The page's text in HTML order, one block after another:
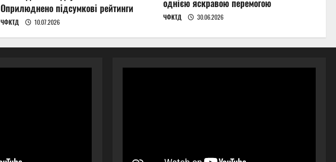
Оприлюднено підсумкові рейтинги
ЧФКТД 10.07.2026
однією яскравою перемогою
ЧФКТД 30.06.2026